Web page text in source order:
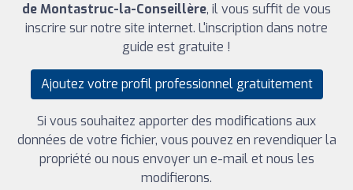
de Montastruc-la-Conseillère, il vous suffit de vous
inscrire sur notre site internet. L'inscription dans notre
guide est gratuite !
Ajoutez votre profil professionnel gratuitement
Si vous souhaitez apporter des modifications aux
données de votre fichier, vous pouvez en revendiquer la
propriété ou nous envoyer un e-mail et nous les
modifierons.